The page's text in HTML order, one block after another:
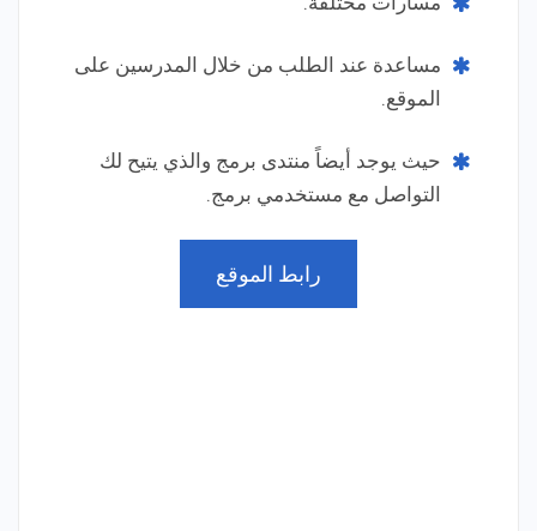
مساعدة عند الطلب من خلال المدرسين على
الموقع.
حيث يوجد أيضاً منتدى برمج والذي يتيح لك
التواصل مع مستخدمي برمج.
رابط الموقع